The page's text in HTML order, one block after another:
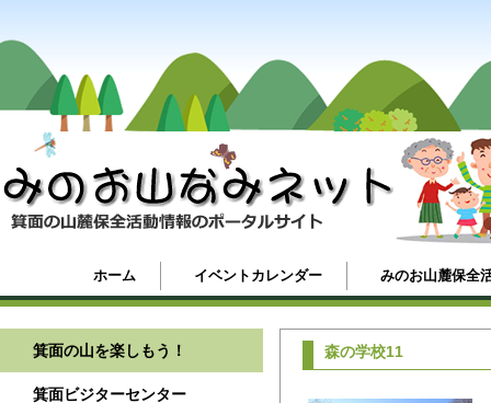
ホーム イベントカレンダー みのお山麓保全
箕面の山を楽しもう！
箕面ビジターセンター
森の学校11